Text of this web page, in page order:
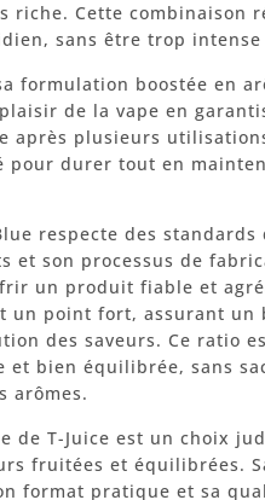
Cette combinaison
sans être trop
formulation boostée en
de la vape en
après plusieurs
pour durer tout en
respecte des
et son processus de
un produit fiable et
un point fort, assurant
des saveurs. Ce ratio
et bien équilibrée, sans
arômes.
de T-Juice est un choix
fruitées et équilibrées.
format pratique et sa